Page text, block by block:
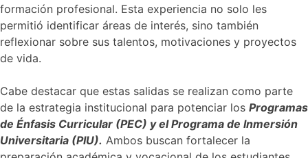
formación profesional. Esta experiencia no solo les
permitió identificar áreas de interés, sino también
reflexionar sobre sus talentos, motivaciones y proyectos
de vida.
Cabe destacar que estas salidas se realizan como parte
de la estrategia institucional para potenciar los Programas
de Énfasis Curricular (PEC) y el Programa de Inmersión
Universitaria (PIU). Ambos buscan fortalecer la